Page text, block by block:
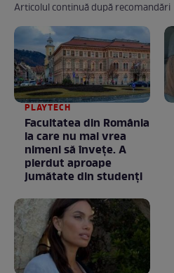
Articolul continuă după recomandări
PLAYTECH
Facultatea din România
la care nu mai vrea
nimeni să înveţe. A
pierdut aproape
jumătate din studenţi